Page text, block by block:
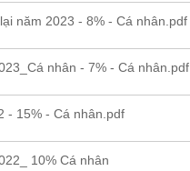
năm 2023 - 8% - Cá nhân.pdf
nhân - 7% - Cá nhân.pdf
- 15% - Cá nhân.pdf
10% Cá nhân